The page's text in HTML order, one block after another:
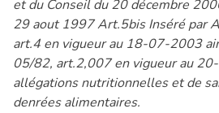
et du Conseil du 20 décembre
29 aout 1997 Art.5bis Inséré par
art.4 en vigueur au 18-07-2003
05/82, art.2,007 en vigueur au
allégations nutritionnelles et de
denrées alimentaires.